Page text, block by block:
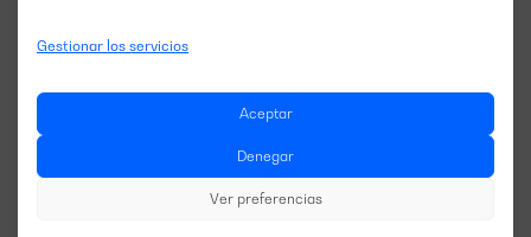
Gestionar los servicios
Aceptar
Denegar
Ver preferencias